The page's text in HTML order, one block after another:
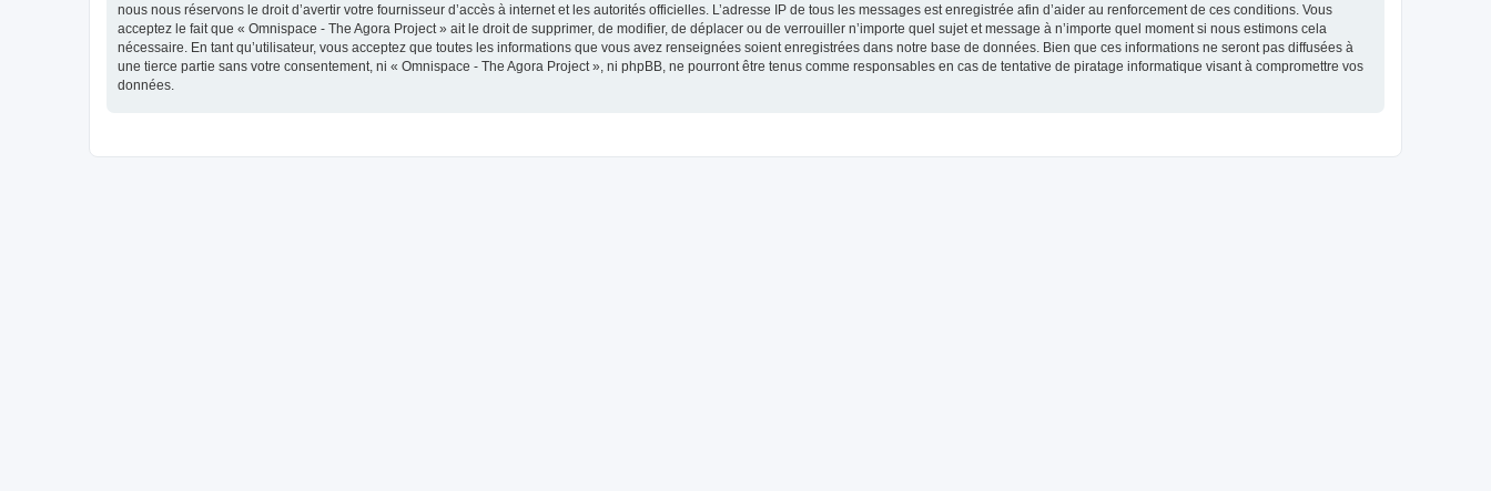
nous nous réservons le droit d’avertir votre fournisseur d’accès à internet et les autorités officielles. L’adresse IP de tous les messages est enregistrée afin d’aider au renforcement de ces conditions. Vous
acceptez le fait que « Omnispace - The Agora Project » ait le droit de supprimer, de modifier, de déplacer ou de verrouiller n’importe quel sujet et message à n’importe quel moment si nous estimons cela
nécessaire. En tant qu’utilisateur, vous acceptez que toutes les informations que vous avez renseignées soient enregistrées dans notre base de données. Bien que ces informations ne seront pas diffusées à
une tierce partie sans votre consentement, ni « Omnispace - The Agora Project », ni phpBB, ne pourront être tenus comme responsables en cas de tentative de piratage informatique visant à compromettre vos
données.